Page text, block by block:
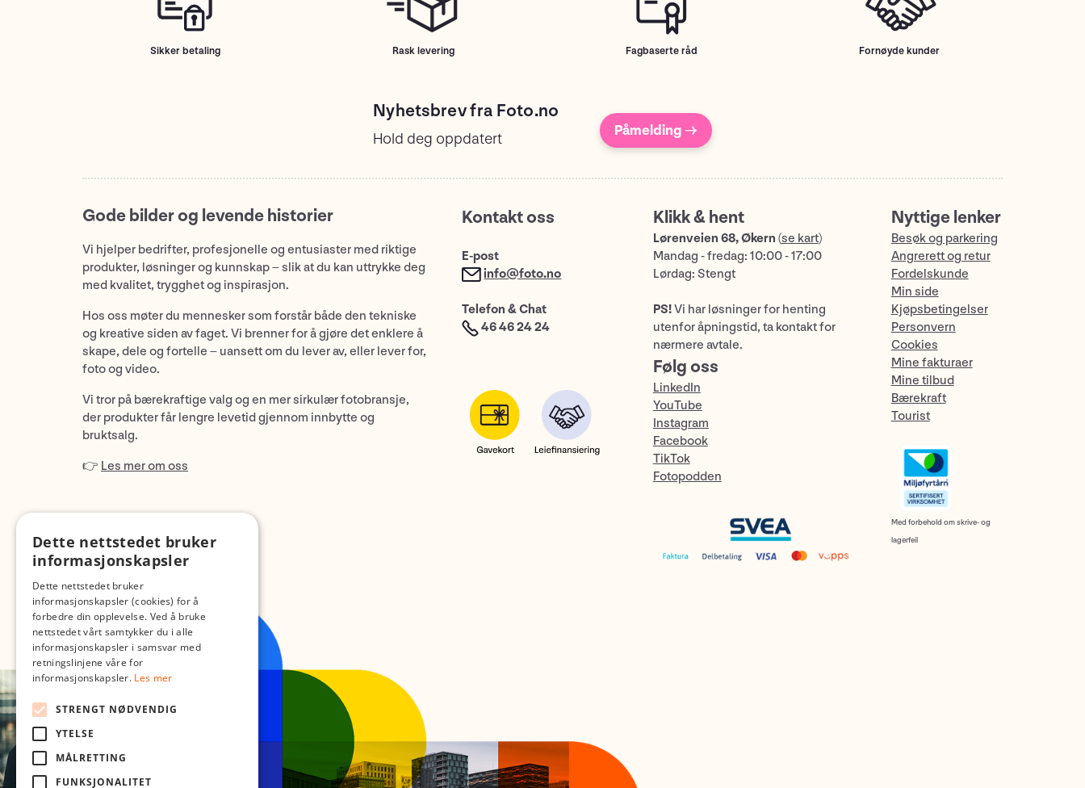
Sikker betaling Rask levering Fagbaserte råd Fornøyde kunder
Nyhetsbrev fra Foto.no
Hold deg oppdatert Påmelding →
Gode bilder og levende historier
Vi hjelper bedrifter, profesjonelle og entusiaster med riktige
produkter, løsninger og kunnskap – slik at du kan uttrykke deg
med kvalitet, trygghet og inspirasjon.
Hos oss møter du mennesker som forstår både den tekniske
og kreative siden av faget. Vi brenner for å gjøre det enklere å
skape, dele og fortelle – uansett om du lever av, eller lever for,
foto og video.
Vi tror på bærekraftige valg og en mer sirkulær fotobransje,
der produkter får lengre levetid gjennom innbytte og
bruktsalg.
👉 Les mer om oss
Kontakt oss
E-post
info@foto.no
Telefon & Chat
46 46 24 24
Klikk & hent
Lørenveien 68, Økern (se kart)
Mandag - fredag: 10:00 - 17:00
Lørdag: Stengt
PS!Vi har løsninger for henting
utenfor åpningstid, ta kontakt for
nærmere avtale.
Følg oss
LinkedIn
YouTube
Instagram
Facebook
TikTok
Fotopodden
Nyttige lenker
Besøk og parkering
Angrerett og retur
Fordelskunde
Min side
Kjøpsbetingelser
Personvern
Cookies
Mine fakturaer
Mine tilbud
Bærekraft
Tourist
Med forbehold om skrive- og
lagerfeil
Dette nettstedet bruker
informasjonskapsler
Dette nettstedet bruker
informasjonskapsler (cookies) for å
forbedre din opplevelse. Ved å bruke
nettstedet vårt samtykker du i alle
informasjonskapsler i samsvar med
retningslinjene våre for
informasjonskapsler. Les mer
STRENGT NØDVENDIG
YTELSE
MÅLRETTING
FUNKSJONALITET